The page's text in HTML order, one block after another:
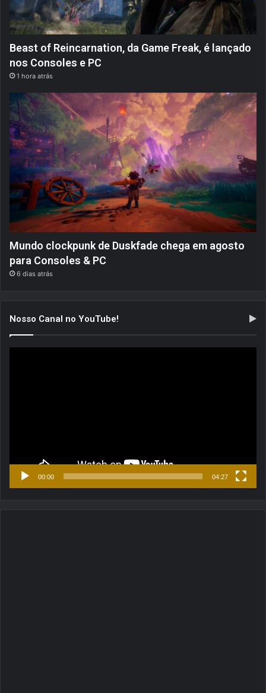
Beast of Reincarnation, da Game Freak, é lançado
nos Consoles e PC
1 hora atrás
Mundo clockpunk de Duskfade chega em agosto
para Consoles & PC
6 dias atrás
Nosso Canal no YouTube!
00:00 04:27